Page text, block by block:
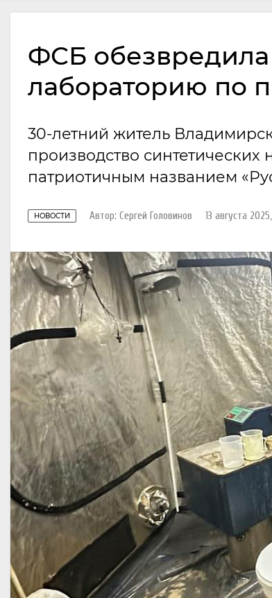
ФСБ обезвредила
лабораторию по
30-летний житель
производство
патриотичным названием
НОВОСТИ Автор: Сергей Головинов 13 августа